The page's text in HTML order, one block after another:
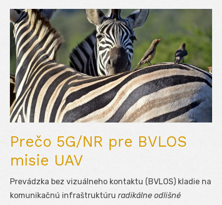
Prečo 5G/NR pre BVLOS
misie UAV
Prevádzka bez vizuálneho kontaktu (BVLOS) kladie na
komunikačnú infraštruktúru radikálne odlišné